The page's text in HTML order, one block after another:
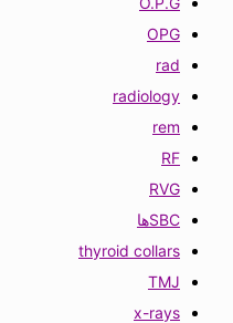
OPG
rad
radiology
rem
RF
RVG
SBCها
thyroid collars
TMJ
x-rays